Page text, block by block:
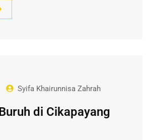
Syifa Khairunnisa Zahrah
di Cikapayang